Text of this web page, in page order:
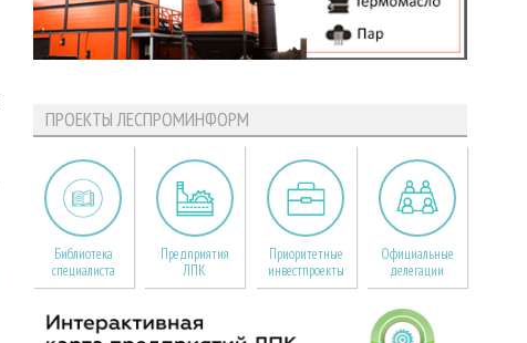
ПРОЕКТЫ ЛЕСПРОМИНФОРМ
Библиотека
специалиста
Предприятия
ЛПК
Приоритетные
инвестпроекты
Официальные
делегации